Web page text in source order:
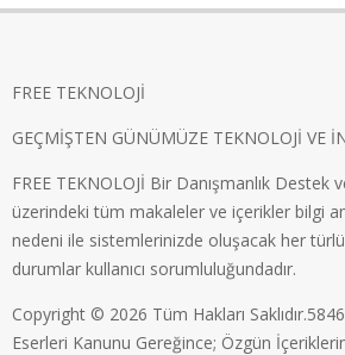
FREE TEKNOLOJİ
GEÇMİŞTEN GÜNÜMÜZE TEKNOLOJİ VE
FREE TEKNOLOJİ Bir Danışmanlık Destek
üzerindeki tüm makaleler ve içerikler bilgi
nedeni ile sistemlerinizde oluşacak her türlü
durumlar kullanıcı sorumluluğundadır.
Copyright © 2026 Tüm Hakları
Eserleri Kanunu Gereğince; Özgün